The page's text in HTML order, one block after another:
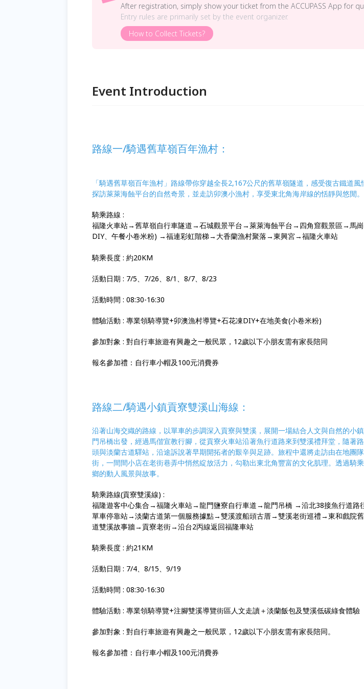
After registration, simply show your ticket from the ACCUPASS App for
Entry rules are primarily set by the event organizer.
How to Collect Tickets?
Event Introduction
路線一/騎遇舊草嶺百年漁村：
「騎遇舊草嶺百年漁村」路線帶你穿越全長2,167公尺的舊草嶺隧道，感受復古鐵道風
探訪萊萊海蝕平台的自然奇景，並走訪卯澳小漁村，享受東北角海岸線的恬靜與悠閒。
騎乘路線 :
福隆火車站→舊草嶺自行車隧道→石城觀景平台→萊萊海蝕平台→四角窟觀景區→馬
DIY、午餐小卷米粉) →福連彩虹階梯→大香蘭漁村聚落→東興宮→福隆火車站
騎乘長度 : 約20KM
活動日期 : 7/5、7/26、8/1、8/7、8/23
活動時間 : 08:30-16:30
體驗活動 : 專業領騎導覽+卯澳漁村導覽+石花凍DIY+在地美食(小卷米粉)
參加對象 : 對自行車旅遊有興趣之一般民眾，12歲以下小朋友需有家長陪同
報名參加禮：自行車小帽及100元消費券
路線二/騎遇小鎮貢寮雙溪山海線：
沿著山海交織的路線，以單車的步調深入貢寮與雙溪，展開一場結合人文與自然的小
門吊橋出發，經過馬偕宣教行腳，從貢寮火車站沿著魚行道路來到雙溪禮拜堂，隨著
頭與淡蘭古道驛站，沿途訴說著早期開拓者的艱辛與足跡。旅程中還將走訪由在地團
街，一間間小店在老街巷弄中悄然綻放活力，勾勒出東北角豐富的文化肌理。透過騎
鄉的動人風景與故事。
騎乘路線(貢寮雙溪線) :
福隆遊客中心集合→福隆火車站→龍門鹽寮自行車道→龍門吊橋 →沿北38接魚行道
單車停靠站→淡蘭古道第一個服務據點→雙溪渡船頭古厝→雙溪老街巡禮→東和戲院
道雙溪故事牆→貢寮老街→沿台2丙線返回福隆車站
騎乘長度 : 約21KM
活動日期 : 7/4、8/15、9/19
活動時間 : 08:30-16:30
體驗活動 : 專業領騎導覽+注腳雙溪導覽街區人文走讀＋淡蘭飯包及雙溪低碳綠食體驗
參加對象 : 對自行車旅遊有興趣之一般民眾，12歲以下小朋友需有家長陪同。
報名參加禮：自行車小帽及100元消費券